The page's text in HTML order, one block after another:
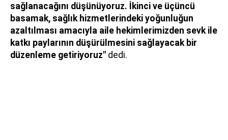
sağlanacağını düşünüyoruz. İkinci ve üçüncü
basamak, sağlık hizmetlerindeki yoğunluğun
azaltılması amacıyla aile hekimlerimizden sevk ile
katkı paylarının düşürülmesini sağlayacak bir
düzenleme getiriyoruz" dedi.